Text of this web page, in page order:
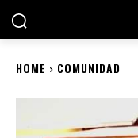
HOME COMUNIDAD